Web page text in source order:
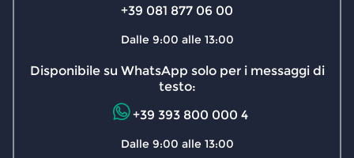
+39 081 877 06 00
Dalle 9:00 alle 13:00
Disponibile su WhatsApp solo per i messaggi di
testo:
+39 393 800 000 4
Dalle 9:00 alle 13:00